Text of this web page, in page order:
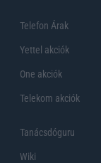
Telefon Árak
Yettel akciók
One akciók
Telekom akciók
Tanácsdóguru
Wiki